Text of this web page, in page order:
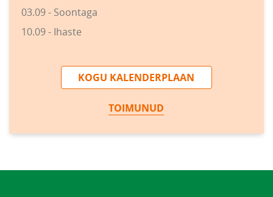
03.09 - Soontaga
10.09 - Ihaste
KOGU KALENDERPLAAN
TOIMUNUD